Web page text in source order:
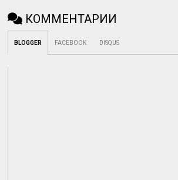
КОММЕНТАРИИ
BLOGGER FACEBOOK DISQUS